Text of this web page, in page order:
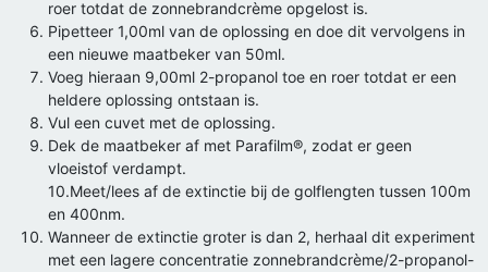
roer totdat de zonnebrandcrème opgelost is.
Pipetteer 1,00ml van de oplossing en doe dit vervolgens in
een nieuwe maatbeker van 50ml.
Voeg hieraan 9,00ml 2-propanol toe en roer totdat er een
heldere oplossing ontstaan is.
Vul een cuvet met de oplossing.
Dek de maatbeker af met Parafilm®, zodat er geen
vloeistof verdampt.
10.Meet/lees af de extinctie bij de golflengten tussen 100m
en 400nm.
Wanneer de extinctie groter is dan 2, herhaal dit experiment
met een lagere concentratie zonnebrandcrème/2-propanol-